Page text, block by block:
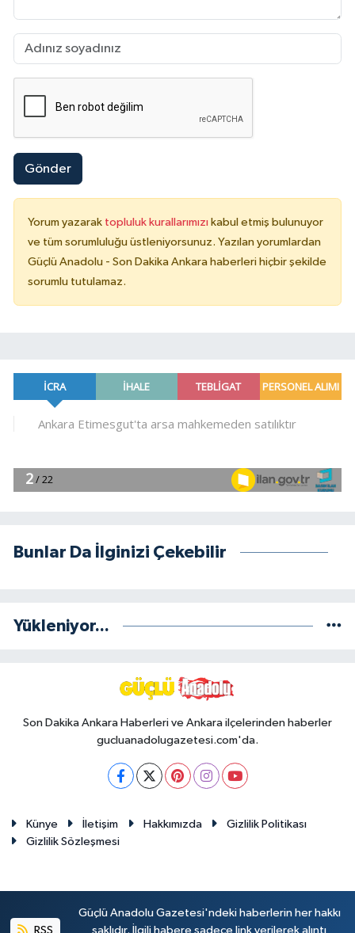
Gönder
Yorum yazarak topluluk kurallarımızı kabul etmiş bulunuyor
ve tüm sorumluluğu üstleniyorsunuz. Yazılan yorumlardan
Güçlü Anadolu - Son Dakika Ankara haberleri hiçbir şekilde
sorumlu tutulamaz.
Bunlar Da İlginizi Çekebilir
Yükleniyor...
Son Dakika Ankara Haberleri ve Ankara ilçelerinden haberler
gucluanadolugazetesi.com'da.
Künye İletişim Hakkımızda
Gizlilik Politikası
Gizlilik Sözleşmesi
RSS
Güçlü Anadolu Gazetesi'ndeki haberlerin her hakkı
saklıdır. İlgili habere sadece link verilerek alıntı